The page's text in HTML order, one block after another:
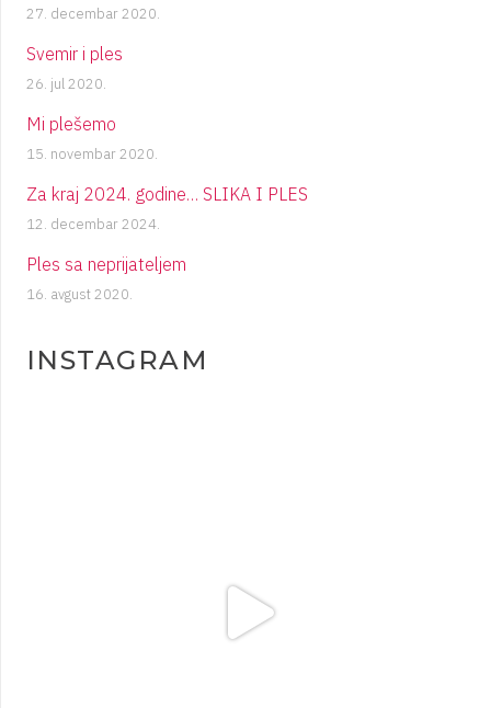
27. decembar 2020.
Svemir i ples
26. jul 2020.
Mi plešemo
15. novembar 2020.
Za kraj 2024. godine… SLIKA I PLES
12. decembar 2024.
Ples sa neprijateljem
16. avgust 2020.
INSTAGRAM